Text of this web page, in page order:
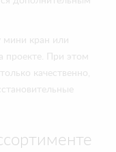
мини кран или
проекте. При этом
качественно,